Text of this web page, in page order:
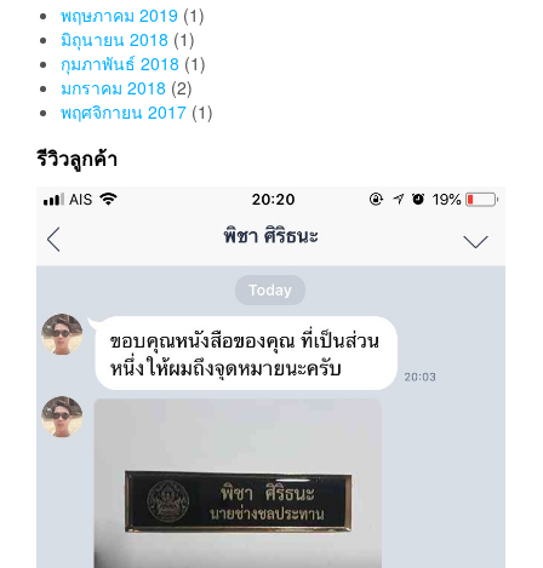
พฤษภาคม 2019 (1)
มิถุนายน 2018 (1)
กุมภาพันธ์ 2018 (1)
มกราคม 2018 (2)
พฤศจิกายน 2017 (1)
รีวิวลูกค้า